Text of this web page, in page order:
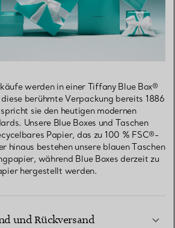
werden in einer Tiffany Blue Box®
berühmte Verpackung bereits 1886
sie den heutigen modernen
Unsere Blue Boxes und Taschen
Papier, das zu 100 % FSC®-
hinaus bestehen unsere blauen Taschen
während Blue Boxes derzeit zu
hergestellt werden.
und Rückversand